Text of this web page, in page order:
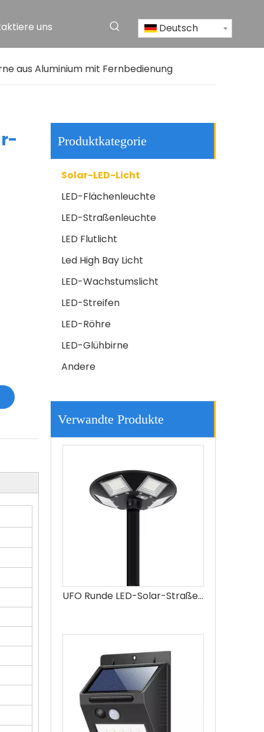
uns Deutsch
aus Aluminium mit Fernbedienung
Produktkategorie
Solar-LED-Licht
LED-Flächenleuchte
LED-Straßenleuchte
LED Flutlicht
Led High Bay Licht
LED-Wachstumslicht
LED-Streifen
LED-Röhre
LED-Glühbirne
Andere
Verwandte Produkte
All-in-One-Solar-LED-Straßenlaterne mit Bewegungssensor
UFO Runde LED-Solar-Straßenlaterne, Solarsensor-Gartenleuchte